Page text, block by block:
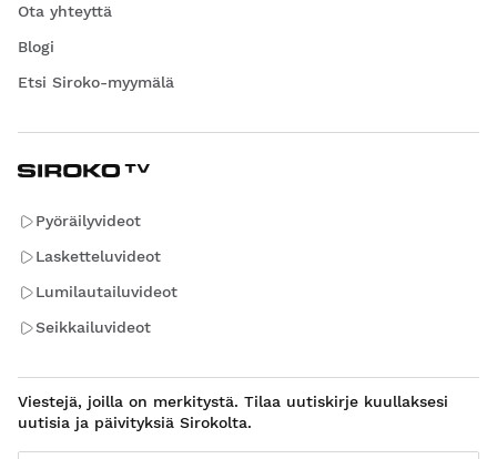
Ota yhteyttä
Blogi
Etsi Siroko-myymälä
Pyöräilyvideot
Lasketteluvideot
Lumilautailuvideot
Seikkailuvideot
Viestejä, joilla on merkitystä. Tilaa uutiskirje kuullaksesi
uutisia ja päivityksiä Sirokolta.